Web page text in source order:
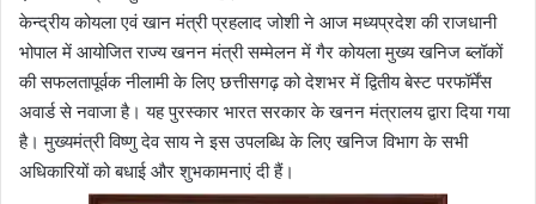
केन्द्रीय कोयला एवं खान मंत्री प्रहलाद जोशी ने आज मध्यप्रदेश की राजधानी
भोपाल में आयोजित राज्य खनन मंत्री सम्मेलन में गैर कोयला मुख्य खनिज ब्लॉकों
की सफलतापूर्वक नीलामी के लिए छत्तीसगढ़ को देशभर में द्वितीय बेस्ट परफॉर्मेंस
अवार्ड से नवाजा है। यह पुरस्कार भारत सरकार के खनन मंत्रालय द्वारा दिया गया
है। मुख्यमंत्री विष्णु देव साय ने इस उपलब्धि के लिए खनिज विभाग के सभी
अधिकारियों को बधाई और शुभकामनाएं दी हैं।